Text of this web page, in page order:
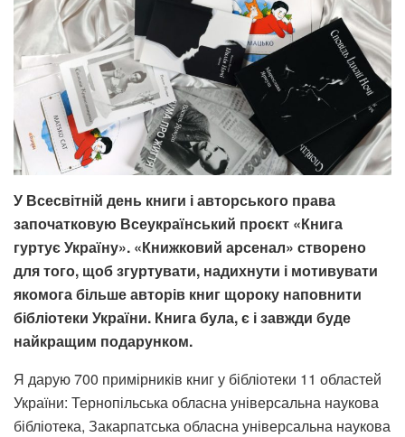
У Всесвітній день книги і авторського права
започатковую Всеукраїнський проєкт «Книга
гуртує Україну». «Книжковий арсенал» створено
для того, щоб згуртувати, надихнути і мотивувати
якомога більше авторів книг щороку наповнити
бібліотеки України. Книга була, є і завжди буде
найкращим подарунком.
Я дарую 700 примірників книг у бібліотеки 11 областей
України: Тернопільська обласна універсальна наукова
бібліотека, Закарпатська обласна універсальна наукова